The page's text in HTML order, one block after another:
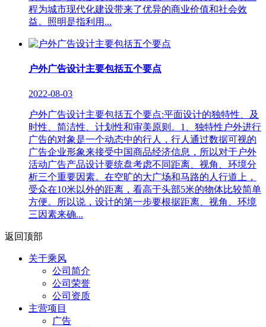
程为城市现代化建设带来了优异的商业价值和社会效
益。照明是指利用...
户外广告设计主要包括五个要点
2022-08-03
户外广告设计主要包括五个要点:平面设计的独特性、及
时性、简洁性、计划性和审美原则。1、独特性户外进行
广告的对象是一个动态中的行人，行人通过数据可视的
广告企业形象来接受中国商品经济信息，所以对于户外
活动广告产品设计要统盘考虑不同距离、视角、环境分
析三个重要因素。在空旷的大广场和马路的人行道上，
受众在10米以外的距离，看高于头部5米的物体比较简单
方便。所以说，设计的第一步要根据距离、视角、环境
三因素来确...
返回顶部
关于乘风
公司简介
公司荣誉
公司资质
主营项目
广告